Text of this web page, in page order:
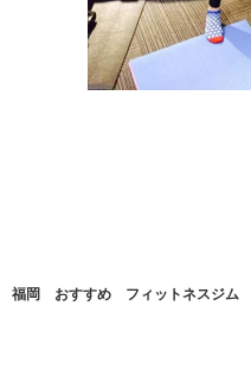
福岡 おすすめ フィットネスジム